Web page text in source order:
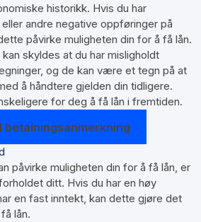
historikk. Hvis du har
andre negative oppføringer på
påvirke muligheten din for å få lån.
skyldes at du har misligholdt
og de kan være et tegn på at
å håndtere gjelden din tidligere.
for deg å få lån i fremtiden.
betalningsanmerkning
påvirke muligheten din for å få lån, er
ditt. Hvis du har en høy
en fast inntekt, kan dette gjøre det
lån.